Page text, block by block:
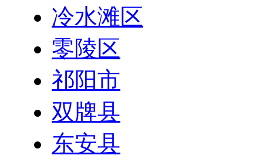
冷水滩区
零陵区
祁阳市
双牌县
东安县